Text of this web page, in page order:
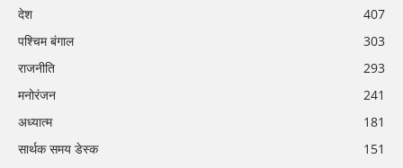
देश
407
पश्चिम बंगाल
303
राजनीति
293
मनोरंजन
241
अध्यात्म
181
सार्थक समय डेस्क
151